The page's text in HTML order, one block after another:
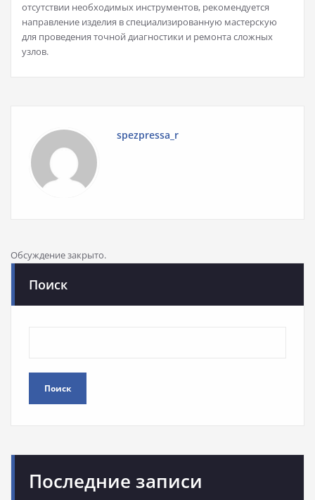
отсутствии необходимых инструментов, рекомендуется
направление изделия в специализированную мастерскую
для проведения точной диагностики и ремонта сложных
узлов.
spezpressa_r
Обсуждение закрыто.
Поиск
Поиск
Последние записи